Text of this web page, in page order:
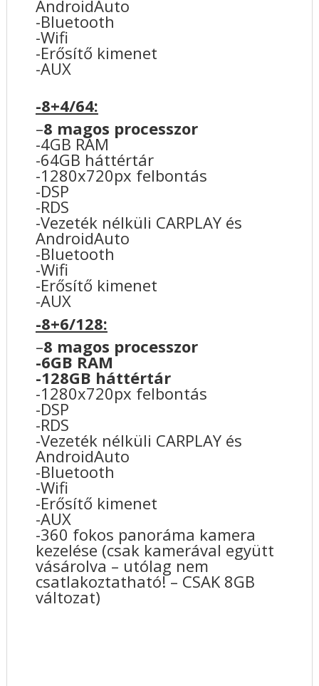
AndroidAuto
-Bluetooth
-Wifi
-Erősítő kimenet
-AUX
-8+4/64:
–8 magos processzor
-4GB RAM
-64GB háttértár
-1280x720px felbontás
-DSP
-RDS
-Vezeték nélküli CARPLAY és
AndroidAuto
-Bluetooth
-Wifi
-Erősítő kimenet
-AUX
-8+6/128:
–8 magos processzor
-6GB RAM
-128GB háttértár
-1280x720px felbontás
-DSP
-RDS
-Vezeték nélküli CARPLAY és
AndroidAuto
-Bluetooth
-Wifi
-Erősítő kimenet
-AUX
-360 fokos panoráma kamera
kezelése (csak kamerával együtt
vásárolva – utólag nem
csatlakoztatható! – CSAK 8GB
változat)